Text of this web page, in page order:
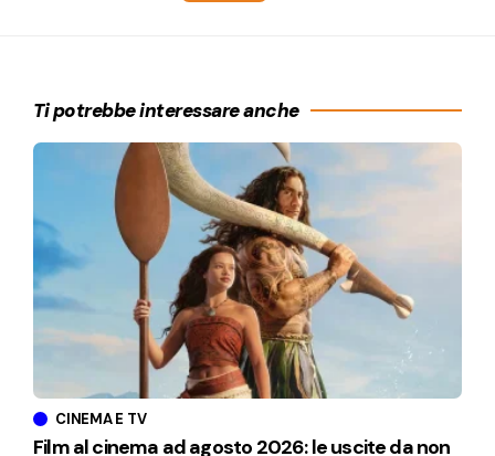
Ti potrebbe interessare anche
CINEMA E TV
Film al cinema ad agosto 2026: le uscite da non